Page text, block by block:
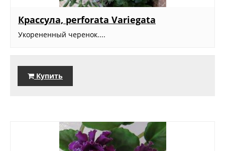
Крассула, perforata Variegata
Укорененный черенок....
Купить